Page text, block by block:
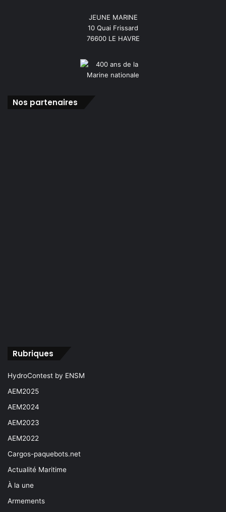
JEUNE MARINE
10 Quai Frissard
76600 LE HAVRE
Nos partenaires
Rubriques
HydroContest by ENSM
AEM2025
AEM2024
AEM2023
AEM2022
Cargos-paquebots.net
Actualité Maritime
À la une
Armements